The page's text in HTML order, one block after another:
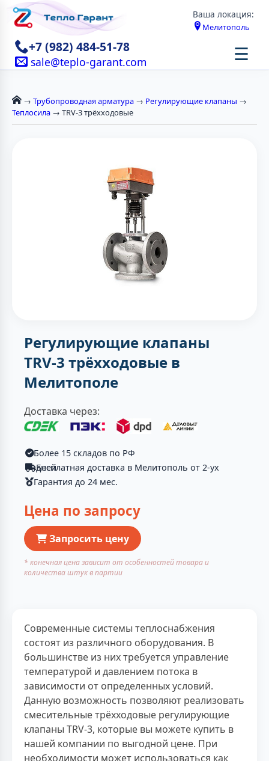
Ваша локация:
Мелитополь
+7 (982) 484-51-78
sale@teplo-garant.com ☰
→ Трубопроводная арматура → Регулирующие клапаны →
Теплосила → TRV-3 трёхходовые
Регулирующие клапаны
TRV-3 трёхходовые в
Мелитополе
Доставка через:
Более 15 складов по РФ
Бесплатная доставка в Мелитополь от 2-ух дней
Гарантия до 24 мес.
Цена по запросу
Запросить цену
* конечная цена зависит от особенностей товара и
количества штук в партии
Современные системы теплоснабжения
состоят из различного оборудования. В
большинстве из них требуется управление
температурой и давлением потока в
зависимости от определенных условий.
Данную возможность позволяют реализовать
смесительные трёхходовые регулирующие
клапаны TRV-3, которые вы можете купить в
нашей компании по выгодной цене. При
необходимости может использоваться как